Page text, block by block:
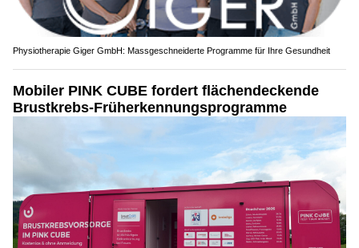
Physiotherapie Giger GmbH: Massgeschneiderte Programme für Ihre Gesundheit
Mobiler PINK CUBE fordert flächendeckende
Brustkrebs-Früherkennungsprogramme